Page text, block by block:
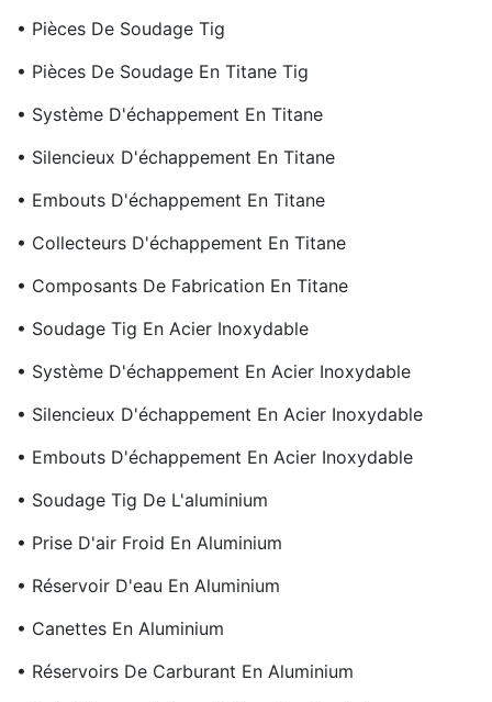
• Pièces De Soudage Tig
• Pièces De Soudage En Titane Tig
• Système D'échappement En Titane
• Silencieux D'échappement En Titane
• Embouts D'échappement En Titane
• Collecteurs D'échappement En Titane
• Composants De Fabrication En Titane
• Soudage Tig En Acier Inoxydable
• Système D'échappement En Acier Inoxydable
• Silencieux D'échappement En Acier Inoxydable
• Embouts D'échappement En Acier Inoxydable
• Soudage Tig De L'aluminium
• Prise D'air Froid En Aluminium
• Réservoir D'eau En Aluminium
• Canettes En Aluminium
• Réservoirs De Carburant En Aluminium